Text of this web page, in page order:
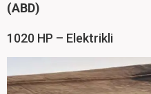
(ABD)
1020 HP – Elektrikli